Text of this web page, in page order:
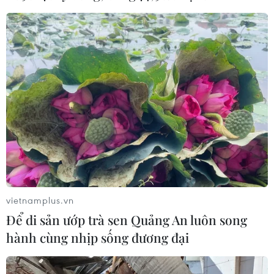
Ngắm nhà thờ chính tòa Bùi Chu
trước khi trùng tu
04/05/2019 03:57
Tổng đại diện Giáo phận Bùi Chu, tỉnh Nam Định, đã
quyết định đại tu Nhà thờ chính tòa Bùi Chu có lịch sử
134 năm, nhằm đảm bảo an toàn, đồng thời phù hợp
với tâm tư, nguyện vọng của giáo dân.
vietnamplus.vn
Để di sản ướp trà sen Quảng An luôn song
hành cùng nhịp sống đương đại